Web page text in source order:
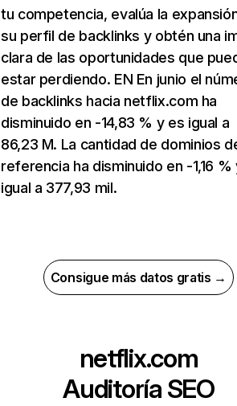
tu competencia, evalúa la
su perfil de backlinks y obtén una
clara de las oportunidades que
estar perdiendo. EN En junio el
de backlinks hacia netflix.com ha
disminuido en -14,83 % y es igual a
86,23 M. La cantidad de dominios
referencia ha disminuido en -1,16 %
igual a 377,93 mil.
Consigue más datos gratis →
netflix.com
Auditoría SEO